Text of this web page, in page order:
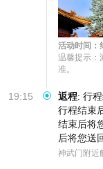
活动时间：
温馨提示：
准。
19:15 返程: 行
行程结束
结束后将
后将您送
神武门附近